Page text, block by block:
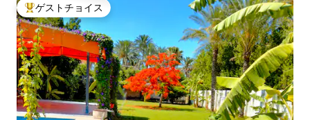
大好評のゲストチョイスです。
ゲストチョイス